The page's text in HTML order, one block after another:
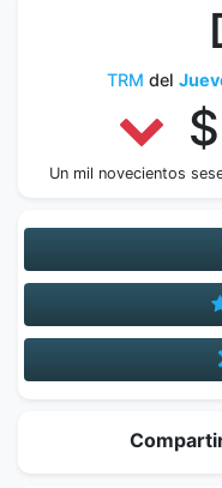
TRM del
Un mil novecientos